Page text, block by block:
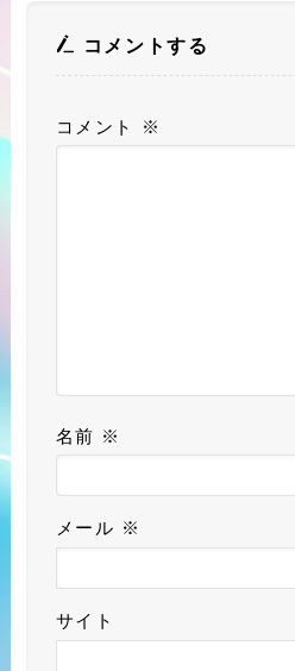
コメントする
コメント ※
名前 ※
メール ※
サイト